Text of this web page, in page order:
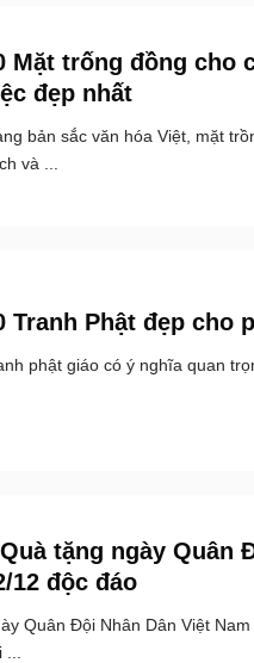
Mặt trống đồng cho
đẹp nhất
bản sắc văn hóa Việt, mặt
và ...
Tranh Phật đẹp cho
phật giáo có ý nghĩa quan
tặng ngày Quân
12 độc đáo
Quân Đội Nhân Dân Việt